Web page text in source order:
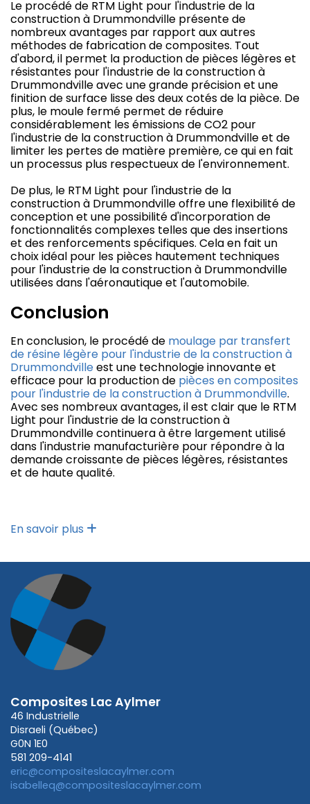
Le procédé de RTM Light pour l'industrie de la
construction à Drummondville présente de
nombreux avantages par rapport aux autres
méthodes de fabrication de composites. Tout
d'abord, il permet la production de pièces légères et
résistantes pour l'industrie de la construction à
Drummondville avec une grande précision et une
finition de surface lisse des deux cotés de la pièce. De
plus, le moule fermé permet de réduire
considérablement les émissions de CO2 pour
l'industrie de la construction à Drummondville et de
limiter les pertes de matière première, ce qui en fait
un processus plus respectueux de l'environnement.
De plus, le RTM Light pour l'industrie de la
construction à Drummondville offre une flexibilité de
conception et une possibilité d'incorporation de
fonctionnalités complexes telles que des insertions
et des renforcements spécifiques. Cela en fait un
choix idéal pour les pièces hautement techniques
pour l'industrie de la construction à Drummondville
utilisées dans l'aéronautique et l'automobile.
Conclusion
En conclusion, le procédé de moulage par transfert
de résine légère pour l'industrie de la construction à
Drummondvilleest une technologie innovante et
efficace pour la production de pièces en composites
pour l'industrie de la construction à Drummondville.
Avec ses nombreux avantages, il est clair que le RTM
Light pour l'industrie de la construction à
Drummondville continuera à être largement utilisé
dans l'industrie manufacturière pour répondre à la
demande croissante de pièces légères, résistantes
et de haute qualité.
En savoir plus
Composites Lac Aylmer
46 Industrielle
Disraeli (Québec)
G0N 1E0
581 209-4141
eric@compositeslacaylmer.com
isabelleq@compositeslacaylmer.com